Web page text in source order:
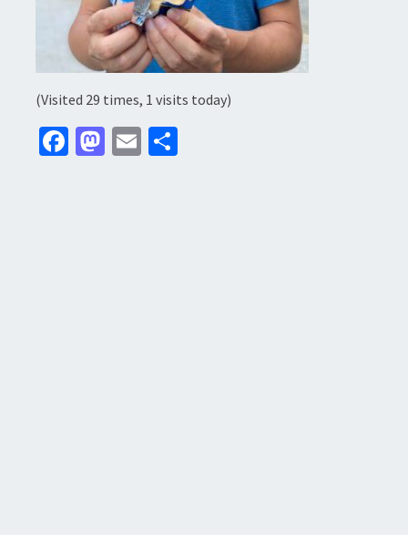
(Visited 29 times, 1 visits today)
Fa M E